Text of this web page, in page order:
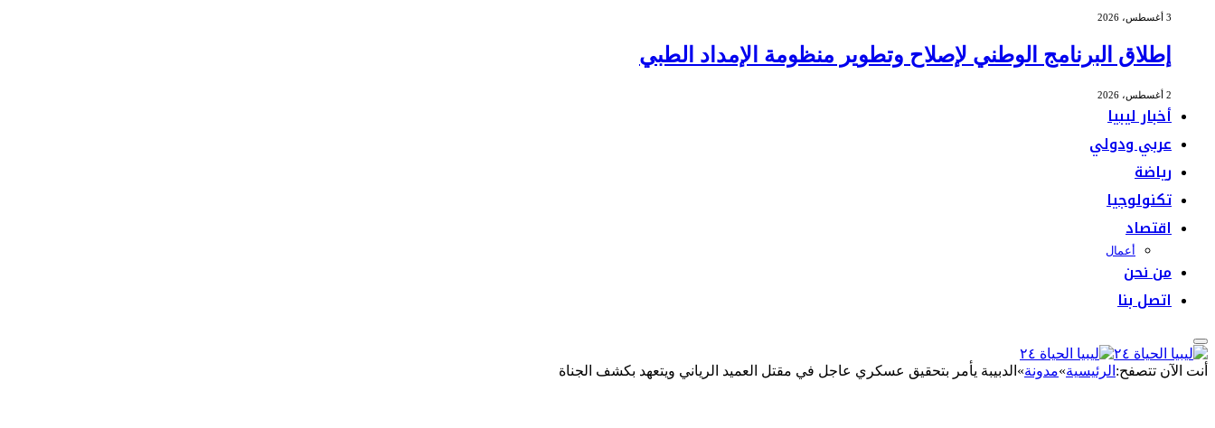
3 أغسطس، 2026
إطلاق البرنامج الوطني لإصلاح وتطوير منظومة الإمداد الطبي
2 أغسطس، 2026
أخبار ليبيا
عربي ودولي
رياضة
تكنولوجيا
اقتصاد
أعمال
من نحن
اتصل بنا
أنت الآن تتصفح: الرئيسية»مدونة» الدبيبة يأمر بتحقيق عسكري عاجل في مقتل العميد الرياني ويتعهد بكشف الجناة